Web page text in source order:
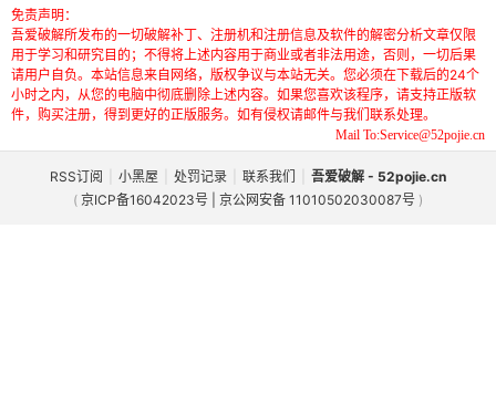
免责声明：
吾爱破解所发布的一切破解补丁、注册机和注册信息及软件的解密分析文章仅限
用于学习和研究目的；不得将上述内容用于商业或者非法用途，否则，一切后果
请用户自负。本站信息来自网络，版权争议与本站无关。您必须在下载后的24个
小时之内，从您的电脑中彻底删除上述内容。如果您喜欢该程序，请支持正版软
件，购买注册，得到更好的正版服务。如有侵权请邮件与我们联系处理。
Mail To:Service@52pojie.cn
RSS订阅 小黑屋 处罚记录 联系我们
吾爱破解 - 52pojie.cn
( 京ICP备16042023号 | 京公网安备 11010502030087号 )